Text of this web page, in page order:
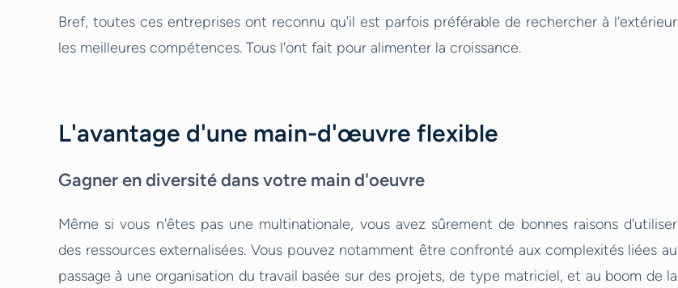
Bref, toutes ces entreprises ont reconnu qu'il est parfois préférable de rechercher à l’extérieur
les meilleures compétences. Tous l'ont fait pour alimenter la croissance.
L'avantage d'une main-d'œuvre flexible
Gagner en diversité dans votre main d'oeuvre
Même si vous n'êtes pas une multinationale, vous avez sûrement de bonnes raisons d'utiliser
des ressources externalisées. Vous pouvez notamment être confronté aux complexités liées au
passage à une organisation du travail basée sur des projets, de type matriciel, et au boom de la